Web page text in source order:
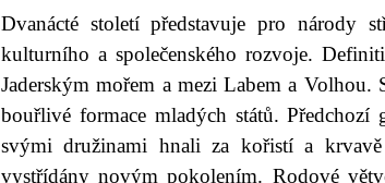
Dvanácté století představuje pro národy
kulturního a společenského rozvoje.
Jaderským mořem a mezi Labem a
bouřlivé formace mladých států. Předchozí
svými družinami hnali za kořistí a
vystřídány novým pokolením. Rodové